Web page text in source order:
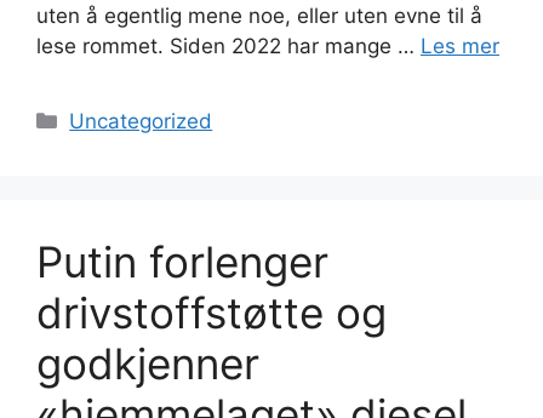
uten å egentlig mene noe, eller uten evne til å
lese rommet. Siden 2022 har mange … Les mer
Kategorier
Uncategorized
Putin forlenger
drivstoffstøtte og
godkjenner